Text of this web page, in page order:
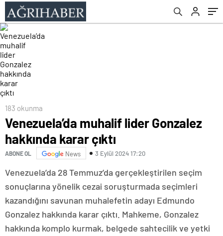
183 okunma
Venezuela’da muhalif lider Gonzalez
hakkında karar çıktı
ABONE OL News 3 Eylül 2024 17:20
Venezuela’da 28 Temmuz’da gerçekleştirilen seçim
sonuçlarına yönelik cezai soruşturmada seçimleri
kazandığını savunan muhalefetin adayı Edmundo
Gonzalez hakkında karar çıktı. Mahkeme, Gonzalez
hakkında komplo kurmak, belgede sahtecilik ve yetki